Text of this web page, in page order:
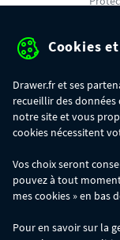
commande :
- 30€ sur votre
- 50€ sur votre
Les codes BIKINI30,
Cookies
Drawer.fr et ses
recueillir des
notre site et vous
cookies nécessitent
Vos choix seront
pouvez à tout
mes cookies » en bas
Pour en savoir sur la